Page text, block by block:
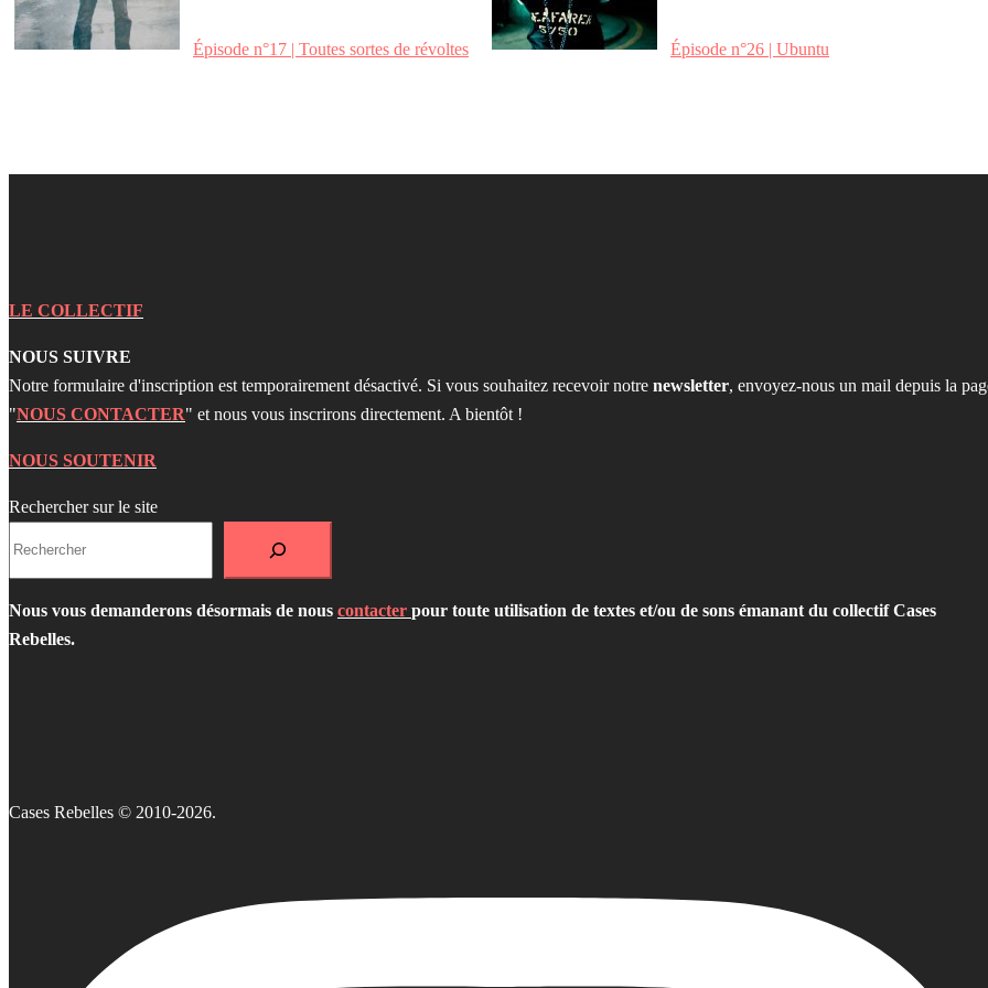
Épisode n°17 | Toutes sortes de révoltes Épisode n°26 | Ubuntu
LE COLLECTIF
NOUS SUIVRE
Notre formulaire d'inscription est temporairement désactivé. Si vous souhaitez recevoir notre newsletter, envoyez-nous un mail depuis la
"NOUS CONTACTER" et nous vous inscrirons directement. A bientôt !
NOUS SOUTENIR
Rechercher sur le site
Nous vous demanderons désormais de nous contacter pour toute utilisation de textes et/ou de sons émanant du collectif Cases
Rebelles.
Cases Rebelles © 2010-2026.